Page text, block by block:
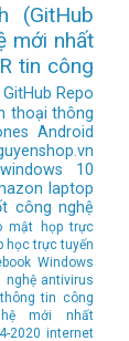
(GitHub
mới nhất
tin công
GitHub Repo
thoại thông
Android
windows 10
laptop
công nghệ
mật
họp trực
học trực tuyến
Windows
nghệ antivirus
thông tin công
mới nhất
2020 internet